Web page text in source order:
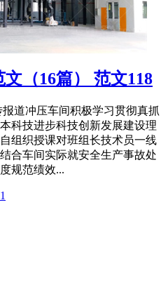
（16篇） 范文118
道冲压车间积极学习贯彻真抓
科技进步科技创新发展建设理
组织授课对班组长技术员一线
合车间实际就安全生产事故处
规范绩效...